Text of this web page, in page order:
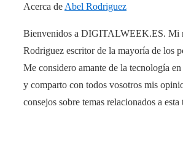
Acerca de Abel Rodriguez
Bienvenidos a DIGITALWEEK.ES. Mi
Rodriguez escritor de la mayoría de los
Me considero amante de la tecnología
y comparto con todos vosotros mis
consejos sobre temas relacionados a esta